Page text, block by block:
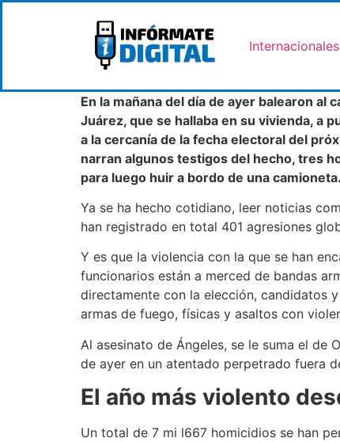
Internacionales
En la mañana del día de ayer balearon al
Juárez, que se hallaba en su vivienda, a
a la cercanía de la fecha electoral del
narran algunos testigos del hecho, tres
para luego huir a bordo de una camioneta.
Ya se ha hecho cotidiano, leer noticias
han registrado en total 401 agresiones
Y es que la violencia con la que se han
funcionarios están a merced de bandas
directamente con la elección, candidatos
armas de fuego, físicas y asaltos con
Al asesinato de Ángeles, se le suma el de
de ayer en un atentado perpetrado fuera
El año más violento
Un total de 7 mi l667 homicidios se han